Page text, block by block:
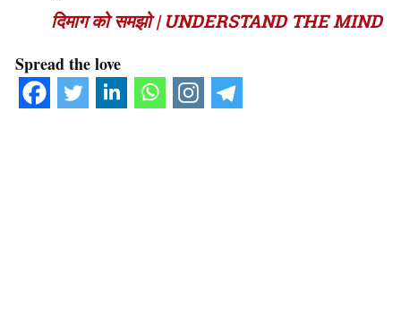
दिमाग को समझो | UNDERSTAND THE MIND
Spread the love